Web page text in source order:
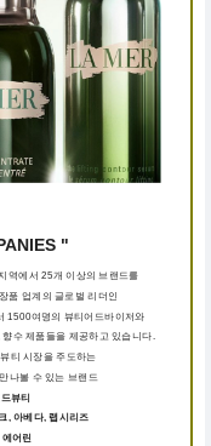
"
역에서 25개 이상의 브랜드를
품 업계의 글로벌 리더인
1500여명의 뷰티어드바이저와
수 제품들을 제공하고 있습니다.
티 시장을 주도하는
나볼 수 있는 브랜드
뷰티
, 아베다, 랩시리즈
어린